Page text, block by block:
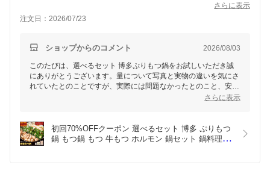
モツを買い足していただきました！味もさっぱり醤油味で美
味しかったです！
さらに表示
注文日：2026/07/23
ショップからのコメント 2026/08/03
このたびは、選べるセット 博多ぷりもつ鍋をお試しいただき誠
にありがとうございます。量について写真と実物の違いを気にさ
れていたとのことですが、実際には問題なかったとのこと、安心
いたしました。また、さっぱりとした醤油味をお楽しみいただけ
モツを買い足してさらなる美味しさを追求された点からも、当商
品を丁寧にご活用いただけたことが伝わってきます。価格面に関
して貴重なご意見をいただきありがとうございます。今後の参考
さらに表示
初回70%OFFクーポン 選べるセット 博多 ぷりもつ
鍋 もつ鍋 もつ 牛もつ ホルモン 鍋セット 鍋料理 冷